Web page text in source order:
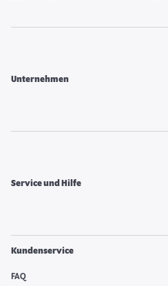
Unternehmen
Service und Hilfe
Kundenservice
FAQ